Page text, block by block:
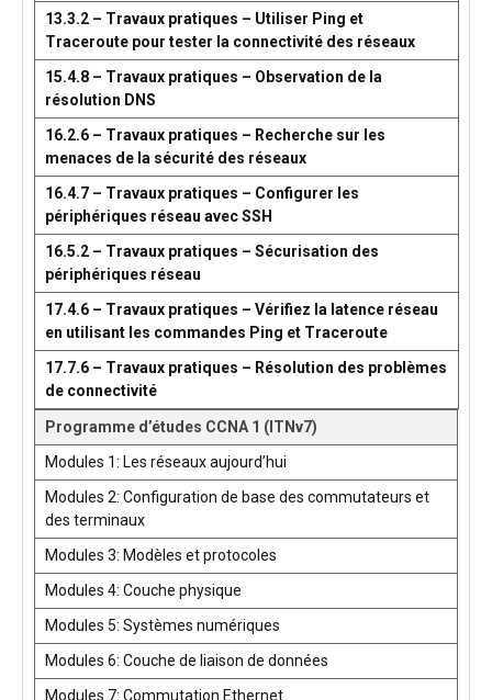
13.3.2 – Travaux pratiques – Utiliser Ping et
Traceroute pour tester la connectivité des réseaux
15.4.8 – Travaux pratiques – Observation de la
résolution DNS
16.2.6 – Travaux pratiques – Recherche sur les
menaces de la sécurité des réseaux
16.4.7 – Travaux pratiques – Configurer les
périphériques réseau avec SSH
16.5.2 – Travaux pratiques – Sécurisation des
périphériques réseau
17.4.6 – Travaux pratiques – Vérifiez la latence réseau
en utilisant les commandes Ping et Traceroute
17.7.6 – Travaux pratiques – Résolution des problèmes
de connectivité
Programme d’études CCNA 1 (ITNv7)
Modules 1: Les réseaux aujourd’hui
Modules 2: Configuration de base des commutateurs et
des terminaux
Modules 3: Modèles et protocoles
Modules 4: Couche physique
Modules 5: Systèmes numériques
Modules 6: Couche de liaison de données
Modules 7: Commutation Ethernet